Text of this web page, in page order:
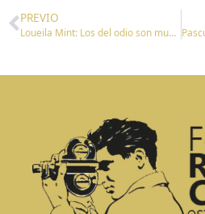
PREVIO
Loueila Mint: Los del odio son muchos menos que los que trabajan por un país de acogida